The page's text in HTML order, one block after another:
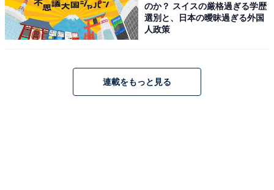
のか？ スイスの厳格過ぎる学歴
選別と、日本の曖昧過ぎる外国
人政策
連載をもっと見る